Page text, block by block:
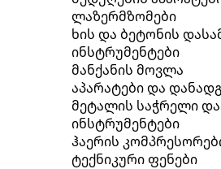
ლაზერმზომები
ხის და ბეტონის
ინსტრუმენტები
მანქანის მოვლა
აპარატები და
მეტალის საჭრელი
ინსტრუმენტები
ჰაერის
ტექნიკური ფენები